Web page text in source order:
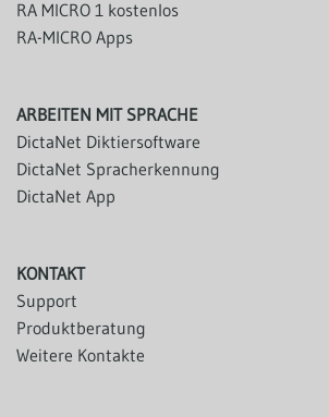
RA MICRO 1 kostenlos
RA-MICRO Apps
ARBEITEN MIT SPRACHE
DictaNet Diktiersoftware
DictaNet Spracherkennung
DictaNet App
KONTAKT
Support
Produktberatung
Weitere Kontakte